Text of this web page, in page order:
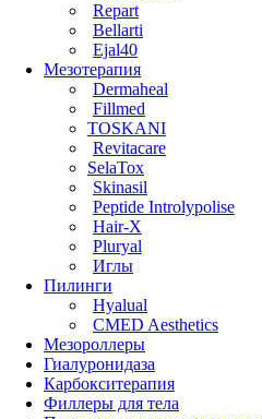
Repart
Bellarti
Ejal40
Мезотерапия
Dermaheal
Fillmed
TOSKANI
Revitacare
SelaTox
Skinasil
Peptide Introlypolise
Hair-X
Pluryal
Иглы
Пилинги
Hyalual
CMED Aesthetics
Мезороллеры
Гиалуронидаза
Карбокситерапия
Филлеры для тела